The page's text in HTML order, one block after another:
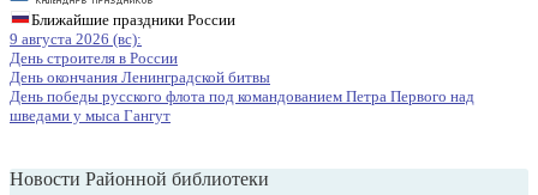
Ближайшие праздники России
9 августа 2026 (вс):
День строителя в России
День окончания Ленинградской битвы
День победы русского флота под командованием Петра Первого над
шведами у мыса Гангут
Новости Районной библиотеки